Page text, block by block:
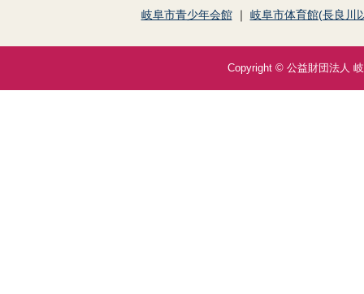
岐阜市青少年会館｜ 岐阜市体育館(長良川
Copyright © 公益財団法人